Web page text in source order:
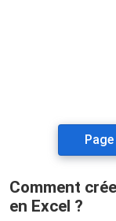
Comment
en Excel ?